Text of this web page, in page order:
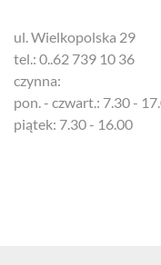
ul. Wielkopolska 29
tel.: 0..62 739 10 36
czynna:
pon. - czwart.: 7.30 -
piątek: 7.30 - 16.00